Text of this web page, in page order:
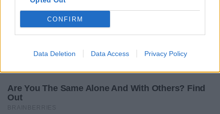
CONFIRM
Data Deletion Data Access Privacy Policy